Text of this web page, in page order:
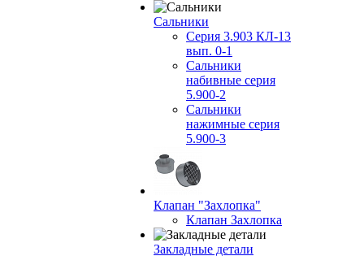
Сальники
Серия 3.903 КЛ-13
вып. 0-1
Сальники
набивные серия
5.900-2
Сальники
нажимные серия
5.900-3
Клапан "Захлопка"
Клапан Захлопка
Закладные детали